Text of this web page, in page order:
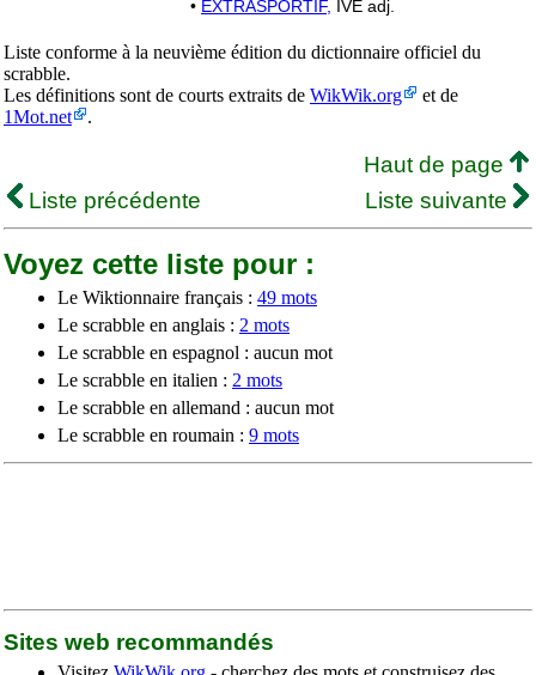
• EXTRASPORTIF, IVE adj.
Liste conforme à la neuvième édition du dictionnaire officiel du
scrabble.
Les définitions sont de courts extraits de WikWik.org
et de
1Mot.net
.
Haut de page
Liste précédente
Liste suivante
Voyez cette liste pour :
Le Wiktionnaire français : 49 mots
Le scrabble en anglais : 2 mots
Le scrabble en espagnol : aucun mot
Le scrabble en italien : 2 mots
Le scrabble en allemand : aucun mot
Le scrabble en roumain : 9 mots
Sites web recommandés